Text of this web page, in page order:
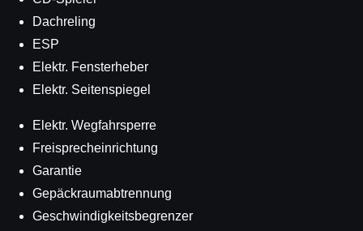
Dachreling
ESP
Elektr. Fensterheber
Elektr. Seitenspiegel
Elektr. Wegfahrsperre
Freisprecheinrichtung
Garantie
Gepäckraumabtrennung
Geschwindigkeitsbegrenzer